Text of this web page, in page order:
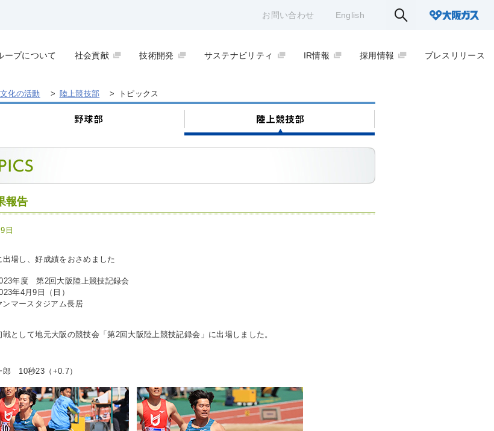
お問い合わせ English
ープについて 社会貢献 技術開発 サステナビリティ IR情報 採用情報 プレスリリース
化の活動 > 陸上競技部 > トピックス
報告
日
出場し、好成績をおさめました
年度 第2回大阪陸上競技記録会
年4月9日（日）
ンマースタジアム長居
戦として地元大阪の競技会「第2回大阪陸上競技記録会」に出場しました。
10秒23（+0.7）